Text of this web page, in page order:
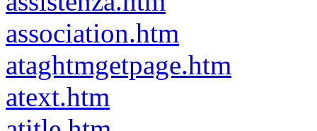
association.htm
ataghtmgetpage.htm
atext.htm